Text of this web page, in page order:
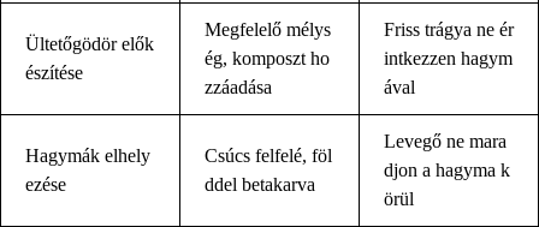
Ültetőgödör elők
észítése
Megfelelő mélys
ég, komposzt ho
zzáadása
Friss trágya ne ér
intkezzen hagym
ával
Hagymák elhely
ezése
Csúcs felfelé, föl
ddel betakarva
Levegő ne mara
djon a hagyma k
örül